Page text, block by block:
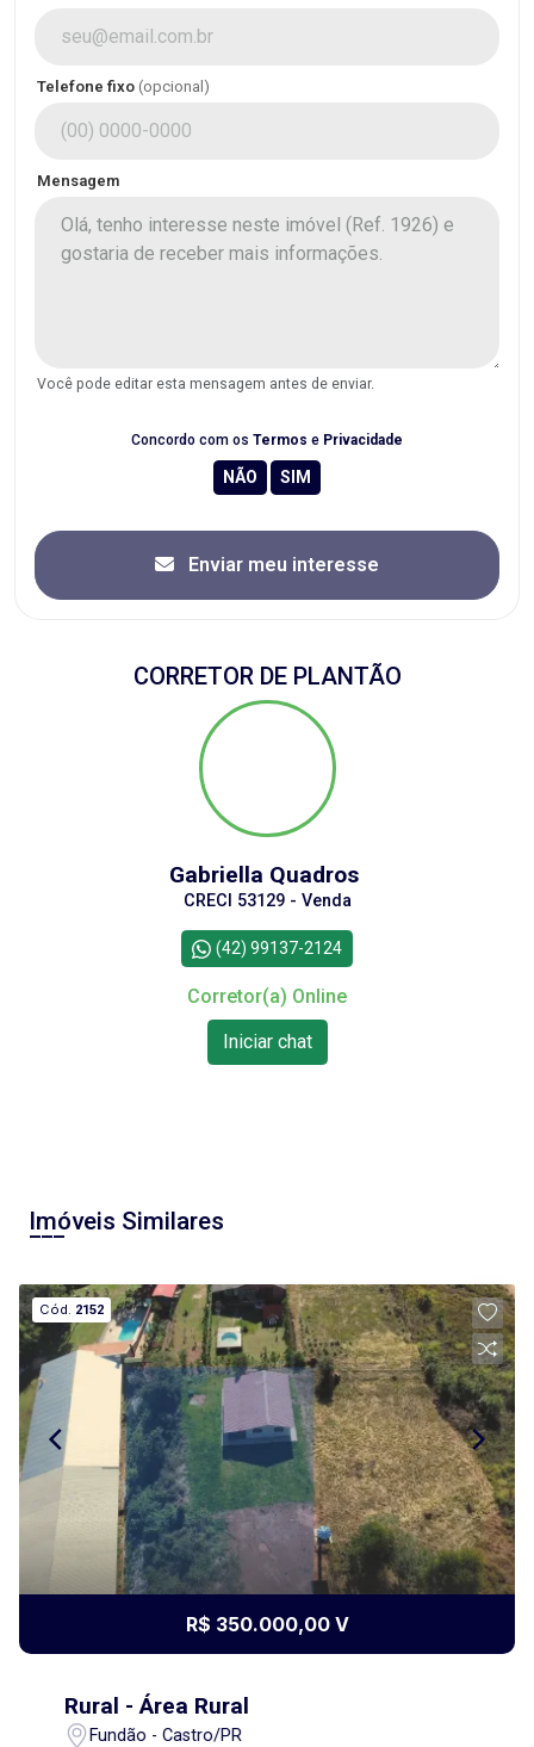
Telefone fixo (opcional)
Mensagem
Você pode editar esta mensagem antes de enviar.
Concordo com os Termos e Privacidade
Enviar meu interesse
CORRETOR DE PLANTÃO
Gabriella Quadros
CRECI 53129 - Venda
(42) 99137-2124
Corretor(a) Online
Iniciar chat
Imóveis Similares
Cód. 2152
R$ 350.000,00 V
Rural - Área Rural
Fundão - Castro/PR